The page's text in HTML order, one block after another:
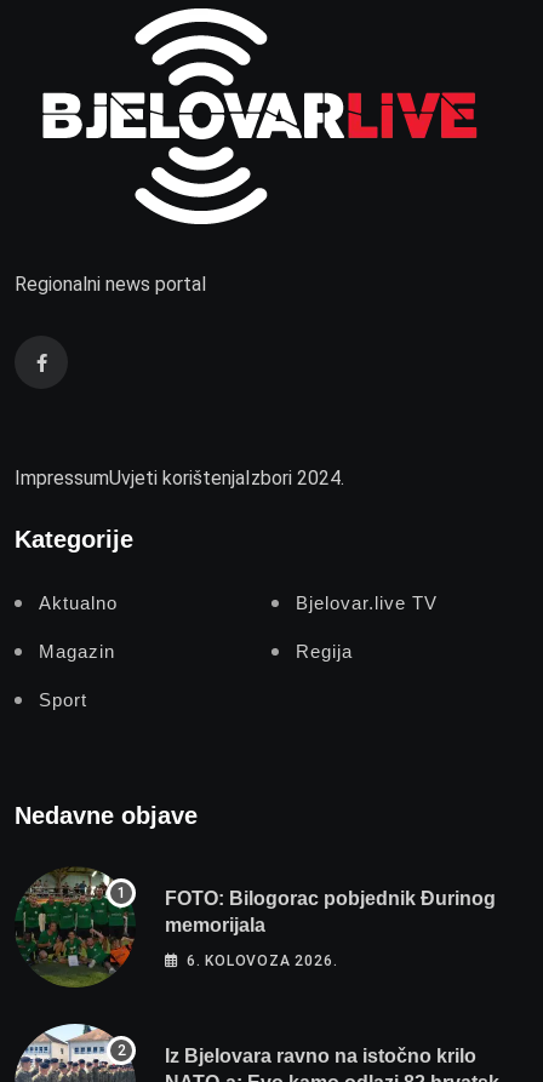
Regionalni news portal
ImpressumUvjeti korištenja Izbori 2024.
Kategorije
Aktualno Bjelovar.live TV
Magazin Regija
Sport
Nedavne objave
FOTO: Bilogorac pobjednik Đurinog
memorijala
6. KOLOVOZA 2026.
Iz Bjelovara ravno na istočno krilo